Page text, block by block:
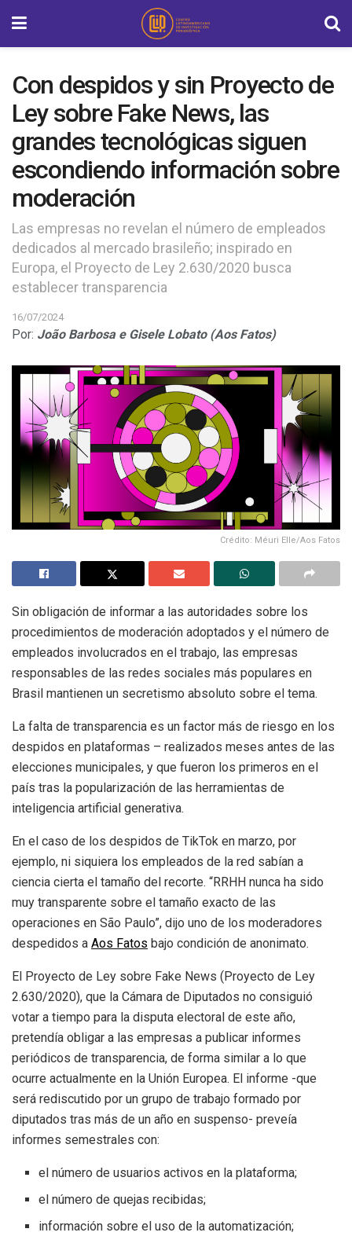
Con despidos y sin Proyecto de
Ley sobre Fake News, las
grandes tecnológicas siguen
escondiendo información sobre
moderación
Las empresas no revelan el número de empleados
dedicados al mercado brasileño; inspirado en
Europa, el Proyecto de Ley 2.630/2020 busca
establecer transparencia
16/07/2024
Por: João Barbosa e Gisele Lobato (Aos Fatos)
Crédito: Méuri Elle/Aos Fatos
Sin obligación de informar a las autoridades sobre los
procedimientos de moderación adoptados y el número de
empleados involucrados en el trabajo, las empresas
responsables de las redes sociales más populares en
Brasil mantienen un secretismo absoluto sobre el tema.
La falta de transparencia es un factor más de riesgo en los
despidos en plataformas – realizados meses antes de las
elecciones municipales, y que fueron los primeros en el
país tras la popularización de las herramientas de
inteligencia artificial generativa.
En el caso de los despidos de TikTok en marzo, por
ejemplo, ni siquiera los empleados de la red sabían a
ciencia cierta el tamaño del recorte. “RRHH nunca ha sido
muy transparente sobre el tamaño exacto de las
operaciones en São Paulo”, dijo uno de los moderadores
despedidos a Aos Fatos bajo condición de anonimato.
El Proyecto de Ley sobre Fake News (Proyecto de Ley
2.630/2020), que la Cámara de Diputados no consiguió
votar a tiempo para la disputa electoral de este año,
pretendía obligar a las empresas a publicar informes
periódicos de transparencia, de forma similar a lo que
ocurre actualmente en la Unión Europea. El informe -que
será rediscutido por un grupo de trabajo formado por
diputados tras más de un año en suspenso- preveía
informes semestrales con:
el número de usuarios activos en la plataforma;
el número de quejas recibidas;
información sobre el uso de la automatización;